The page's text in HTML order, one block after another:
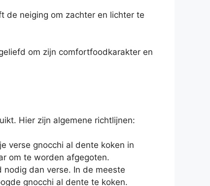
de neiging om zachter en lichter te
om zijn comfortfoodkarakter en
Hier zijn algemene richtlijnen:
verse gnocchi al dente koken in
om te worden afgegoten.
dan verse. In de meeste
gnocchi al dente te koken.